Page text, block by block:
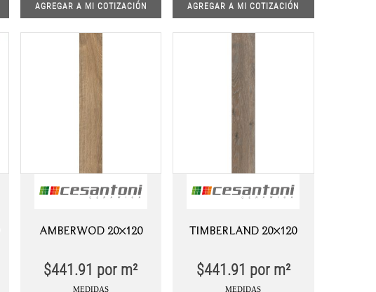
AGREGAR A MI COTIZACIÓN AGREGAR A MI COTIZACIÓN
AMBERWOD 20×120
$441.91 por m²
MEDIDAS
TIMBERLAND 20×120
$441.91 por m²
MEDIDAS